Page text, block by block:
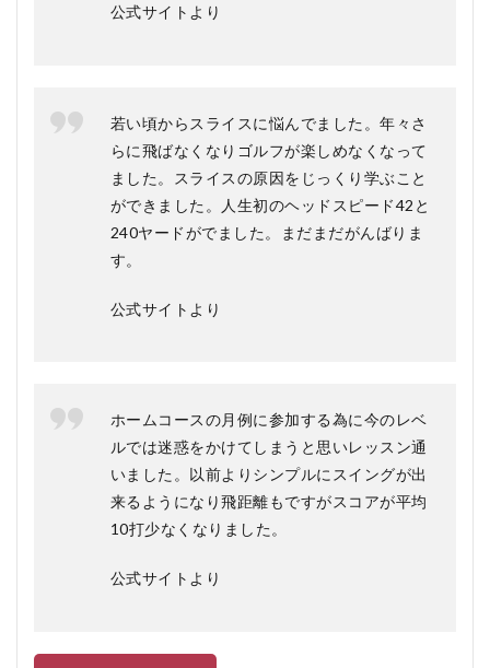
公式サイトより
若い頃からスライスに悩んでました。年々さ
らに飛ばなくなりゴルフが楽しめなくなって
ました。スライスの原因をじっくり学ぶこと
ができました。人生初のヘッドスピード42と
240ヤードがでました。まだまだがんばりま
す。
公式サイトより
ホームコースの月例に参加する為に今のレベ
ルでは迷惑をかけてしまうと思いレッスン通
いました。以前よりシンプルにスイングが出
来るようになり飛距離もですがスコアが平均
10打少なくなりました。
公式サイトより